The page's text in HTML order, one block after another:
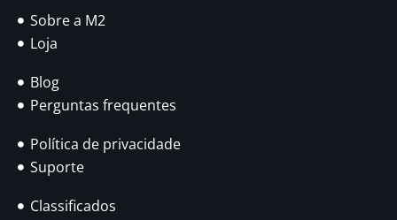
Sobre a M2
Loja
Blog
Perguntas frequentes
Política de privacidade
Suporte
Classificados